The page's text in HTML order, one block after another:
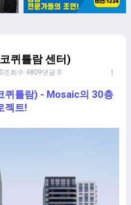
퀴틀람 센터)
조회수 4809댓글 0
퀴틀람) - Mosaic의 30층
젝트!